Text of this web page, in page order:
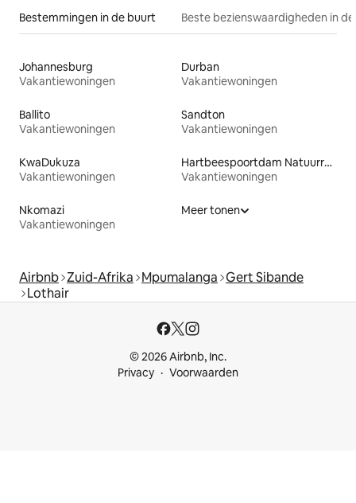
Bestemmingen in de buurt Beste bezienswaardigheden in
Johannesburg
Vakantiewoningen
Durban
Vakantiewoningen
Ballito
Vakantiewoningen
Sandton
Vakantiewoningen
KwaDukuza
Vakantiewoningen
Hartbeespoortdam Natuurreservaat
Vakantiewoningen
Nkomazi
Vakantiewoningen
Meer tonen
Airbnb Zuid-Afrika Mpumalanga Gert Sibande
Lothair
© 2026 Airbnb, Inc.
Privacy
Voorwaarden